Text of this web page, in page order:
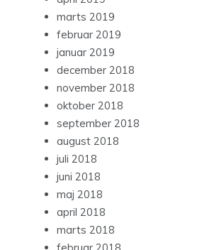
marts 2019
februar 2019
januar 2019
december 2018
november 2018
oktober 2018
september 2018
august 2018
juli 2018
juni 2018
maj 2018
april 2018
marts 2018